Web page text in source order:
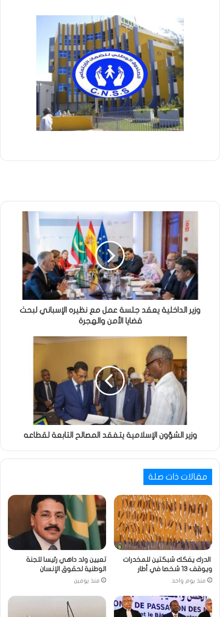
وزير الداخلية يعقد جلسة عمل مع نظيره الإسباني لبحث
قضايا الأمن والهجرة
وزير الشؤون الإسلامية يتفقد المصالح التابعة لقطاعه
مقالات ذات صلة
الدرك يفكك شبكتين للمخدرات
ويوقف 13 شخصا في أطار
منذ يوم واحد
تعيين ولد داهي رئيسا للجنة
الوطنية لحقوق الإنسان
منذ يومين